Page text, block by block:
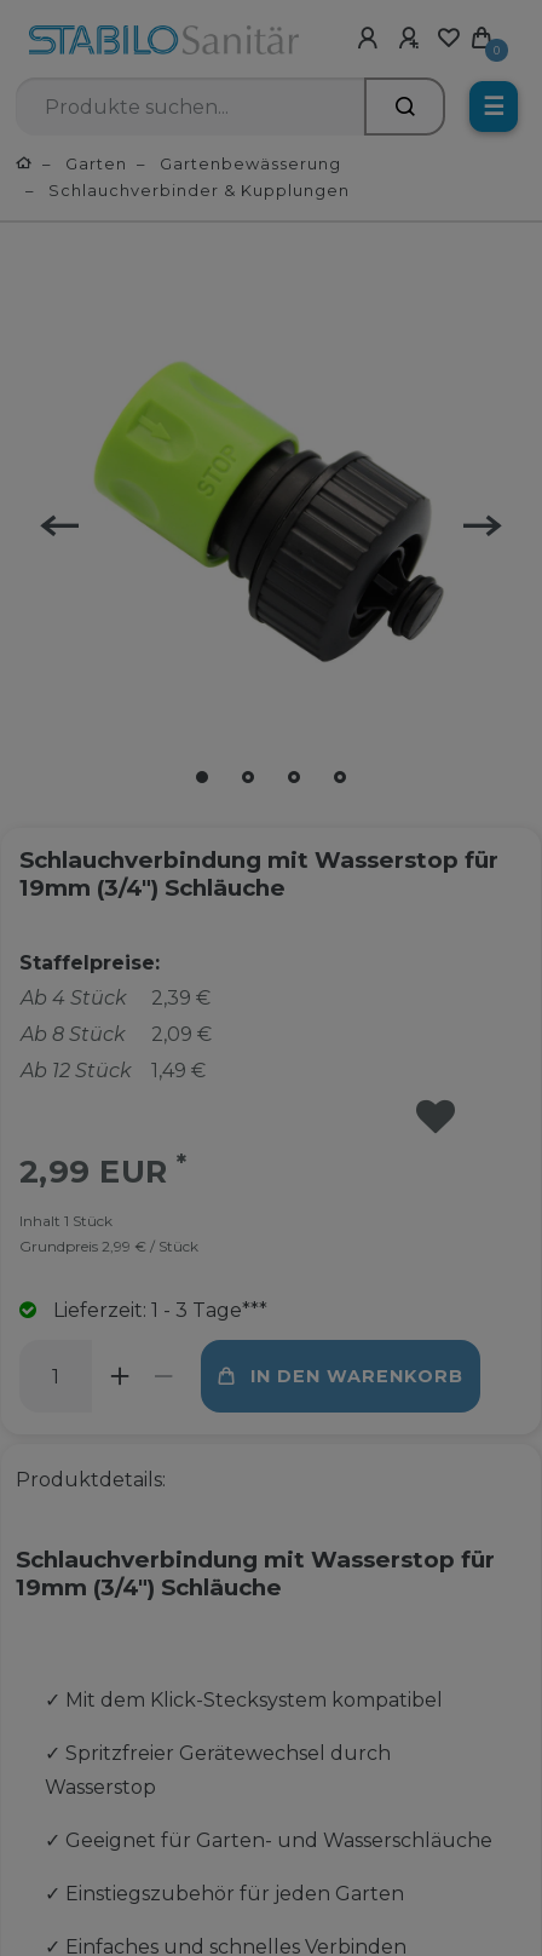
0
☰
Garten
Gartenbewässerung
Schlauchverbinder & Kupplungen
Schlauchverbindung mit Wasserstop für
19mm (3/4") Schläuche
Staffelpreise:
Ab 4 Stück
2,39 €
Ab 8 Stück
2,09 €
Ab 12 Stück
1,49 €
2,99 EUR*
Inhalt 1 Stück
Grundpreis 2,99 € / Stück
Lieferzeit: 1 - 3 Tage***
IN DEN WARENKORB
Produktdetails:
Schlauchverbindung mit Wasserstop für
19mm (3/4") Schläuche
✓ Mit dem Klick-Stecksystem kompatibel
✓ Spritzfreier Gerätewechsel durch
Wasserstop
✓ Geeignet für Garten- und Wasserschläuche
✓ Einstiegszubehör für jeden Garten
✓ Einfaches und schnelles Verbinden